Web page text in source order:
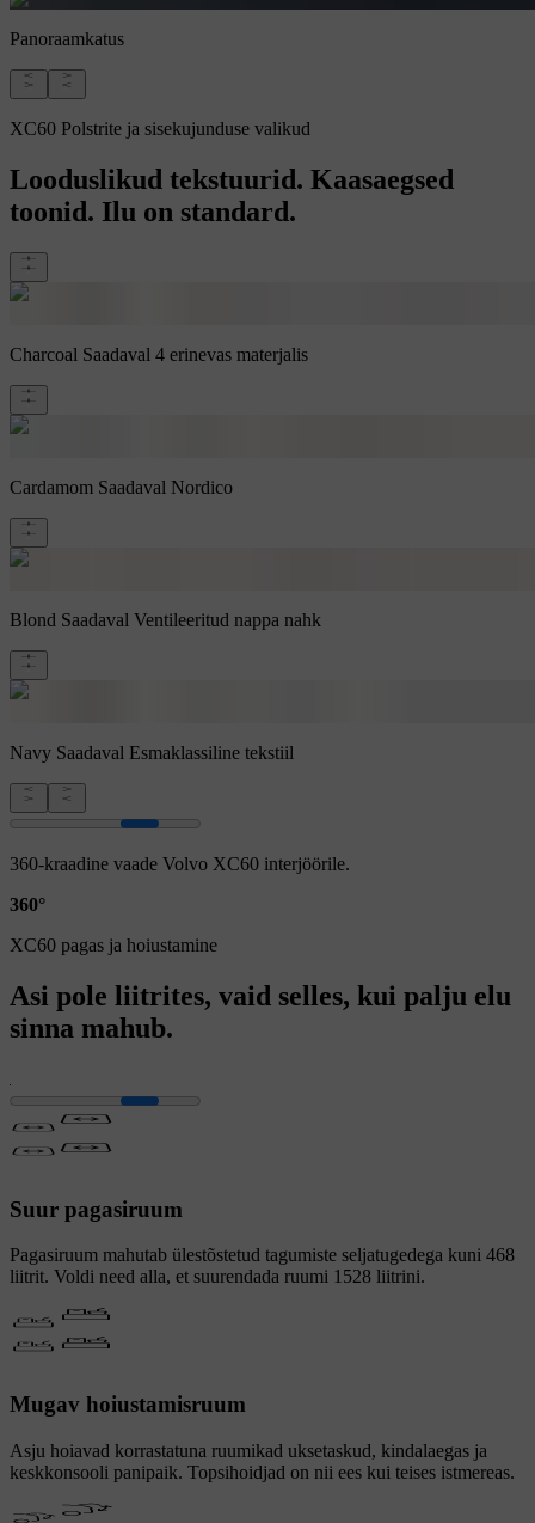
Panoraamkatus
XC60 Polstrite ja sisekujunduse valikud
Looduslikud tekstuurid. Kaasaegsed
toonid. Ilu on standard.
Charcoal Saadaval 4 erinevas materjalis
Cardamom Saadaval Nordico
Blond Saadaval Ventileeritud nappa nahk
Navy Saadaval Esmaklassiline tekstiil
360-kraadine vaade Volvo XC60 interjöörile.
360°
XC60 pagas ja hoiustamine
Asi pole liitrites, vaid selles, kui palju elu
sinna mahub.
Suur pagasiruum
Pagasiruum mahutab ülestõstetud tagumiste seljatugedega kuni 468
liitrit. Voldi need alla, et suurendada ruumi 1528 liitrini.
Mugav hoiustamisruum
Asju hoiavad korrastatuna ruumikad uksetaskud, kindalaegas ja
keskkonsooli panipaik. Topsihoidjad on nii ees kui teises istmereas.